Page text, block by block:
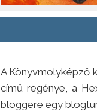
A Könyvmolyképző
című regénye, a
bloggere egy